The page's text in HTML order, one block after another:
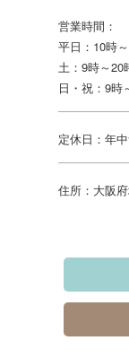
営業時間：
平日：10時
土：9時～20
日・祝：9時
定休日：年
住所：大阪